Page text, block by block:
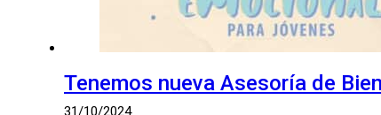
Tenemos nueva Asesoría de
31/10/2024